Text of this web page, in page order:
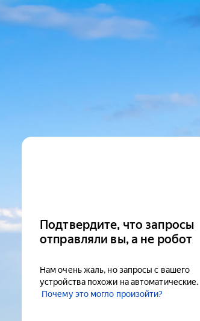
Подтвердите, что запросы
отправляли вы, а не робот
Нам очень жаль, но запросы с вашего
устройства похожи на автоматические.
Почему это могло произойти?